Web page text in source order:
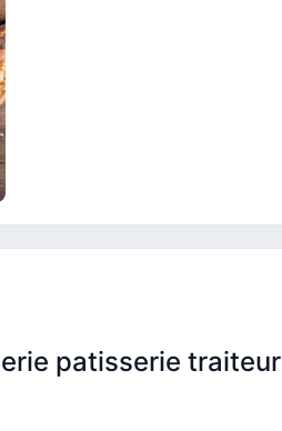
patisserie traiteur